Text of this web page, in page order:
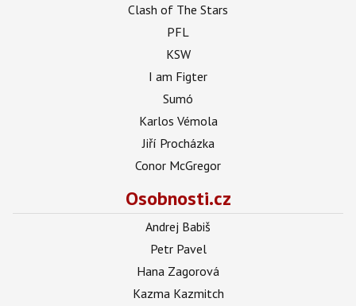
Clash of The Stars
PFL
KSW
I am Figter
Sumó
Karlos Vémola
Jiří Procházka
Conor McGregor
Osobnosti.cz
Andrej Babiš
Petr Pavel
Hana Zagorová
Kazma Kazmitch